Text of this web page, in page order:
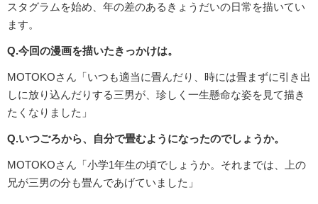
スタグラムを始め、年の差のあるきょうだいの日常を描いてい
ます。
Q.今回の漫画を描いたきっかけは。
MOTOKOさん「いつも適当に畳んだり、時には畳まずに引き出
しに放り込んだりする三男が、珍しく一生懸命な姿を見て描き
たくなりました」
Q.いつごろから、自分で畳むようになったのでしょうか。
MOTOKOさん「小学1年生の頃でしょうか。それまでは、上の
兄が三男の分も畳んであげていました」